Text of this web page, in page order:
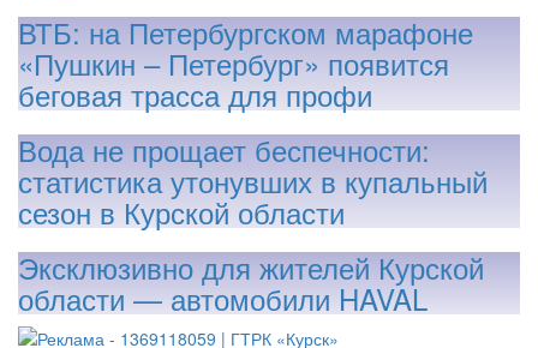
ВТБ: на Петербургском марафоне
«Пушкин – Петербург» появится
беговая трасса для профи
Вода не прощает беспечности:
статистика утонувших в купальный
сезон в Курской области
Эксклюзивно для жителей Курской
области — автомобили HAVAL